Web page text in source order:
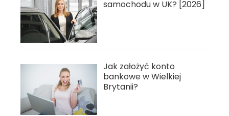
samochodu w UK? [2026]
Jak założyć konto
bankowe w Wielkiej
Brytanii?